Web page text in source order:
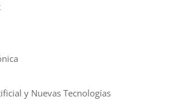
y Nuevas Tecnologías